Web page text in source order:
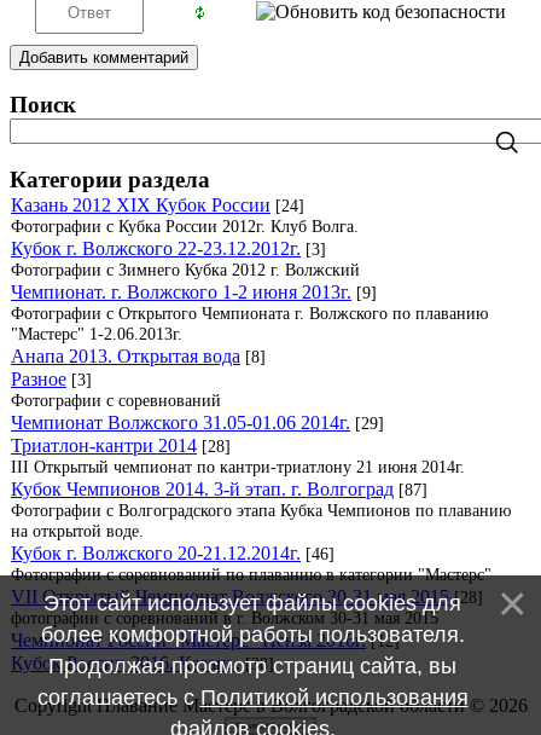
Добавить комментарий
Поиск
Категории раздела
Казань 2012 XIX Кубок России [24]
Фотографии с Кубка России 2012г. Клуб Волга.
Кубок г. Волжского 22-23.12.2012г. [3]
Фотографии с Зимнего Кубка 2012 г. Волжский
Чемпионат. г. Волжского 1-2 июня 2013г. [9]
Фотографии с Открытого Чемпионата г. Волжского по плаванию
"Мастерс" 1-2.06.2013г.
Анапа 2013. Открытая вода [8]
Разное [3]
Фотографии с соревнований
Чемпионат Волжского 31.05-01.06 2014г. [29]
Триатлон-кантри 2014 [28]
III Открытый чемпионат по кантри-триатлону 21 июня 2014г.
Кубок Чемпионов 2014. 3-й этап. г. Волгоград [87]
Фотографии с Волгоградского этапа Кубка Чемпионов по плаванию
на открытой воде.
Кубок г. Волжского 20-21.12.2014г. [46]
Фотографии с соревнований по плаванию в категории "Мастерс"
VII Открытый Чемпионат Волжского 30-31 мая 2015 [28]
фотографии с соревнований в г. Волжском 30-31 мая 2015
Чемпионат России "Мастерс" Пенза 2016г. [12]
Кубок России 2016. Казань. [38]
Copyright Плавание Мастерс в Волгоградской области © 2026
Этот сайт использует файлы cookies для
более комфортной работы пользователя.
Продолжая просмотр страниц сайта, вы
соглашаетесь сПолитикой использования
файлов cookies.